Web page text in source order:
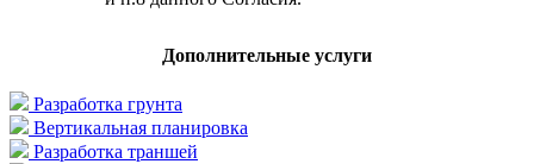
Дополнительные услуги
Разработка грунта
Вертикальная планировка
Разработка траншей